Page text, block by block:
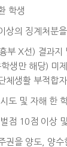
학생
상의 징계처분
부 X선) 결과지
생만 해당) 미
체생활 부적합
도 및 자해 한
점 10점 이상
권을 양도, 양수